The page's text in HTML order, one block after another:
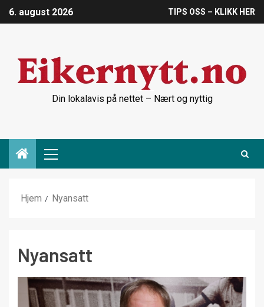
6. august 2026 TIPS OSS – KLIKK HER
Din lokalavis på nettet – Nært og nyttig
Hjem Nyansatt
Nyansatt